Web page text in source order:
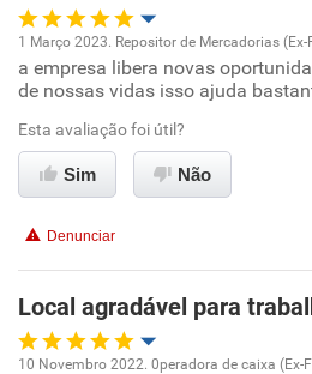
Oportunidade de promoção
Ambiente de trabalho
Conciliação com a vida familiar
Recomenda esta empresa
Recomenda a diretoria
1 Março 2023. Repositor de Mercadorias
a empresa libera novas
de nossas vidas isso ajuda
Esta avaliação foi útil?
Sim Não
Denunciar
Local agradável para
10 Novembro 2022. 0peradora de caixa (Ex-